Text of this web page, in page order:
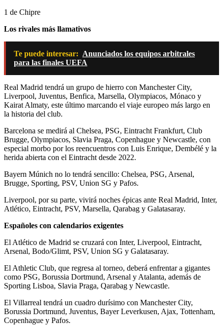
1 de Chipre
Los rivales más llamativos
Te puede interesar: Anunciados los equipos arbitrales
para las finales UEFA
Real Madrid tendrá un grupo de hierro con Manchester City,
Liverpool, Juventus, Benfica, Marsella, Olympiacos, Mónaco y
Kairat Almaty, este último marcando el viaje europeo más largo en
la historia del club.
Barcelona se medirá al Chelsea, PSG, Eintracht Frankfurt, Club
Brugge, Olympiacos, Slavia Praga, Copenhague y Newcastle, con
especial morbo por los reencuentros con Luis Enrique, Dembélé y la
herida abierta con el Eintracht desde 2022.
Bayern Múnich no lo tendrá sencillo: Chelsea, PSG, Arsenal,
Brugge, Sporting, PSV, Union SG y Pafos.
Liverpool, por su parte, vivirá noches épicas ante Real Madrid, Inter,
Atlético, Eintracht, PSV, Marsella, Qarabag y Galatasaray.
Españoles con calendarios exigentes
El Atlético de Madrid se cruzará con Inter, Liverpool, Eintracht,
Arsenal, Bodo/Glimt, PSV, Union SG y Galatasaray.
El Athletic Club, que regresa al torneo, deberá enfrentar a gigantes
como PSG, Borussia Dortmund, Arsenal y Atalanta, además de
Sporting Lisboa, Slavia Praga, Qarabag y Newcastle.
El Villarreal tendrá un cuadro durísimo con Manchester City,
Borussia Dortmund, Juventus, Bayer Leverkusen, Ajax, Tottenham,
Copenhague y Pafos.